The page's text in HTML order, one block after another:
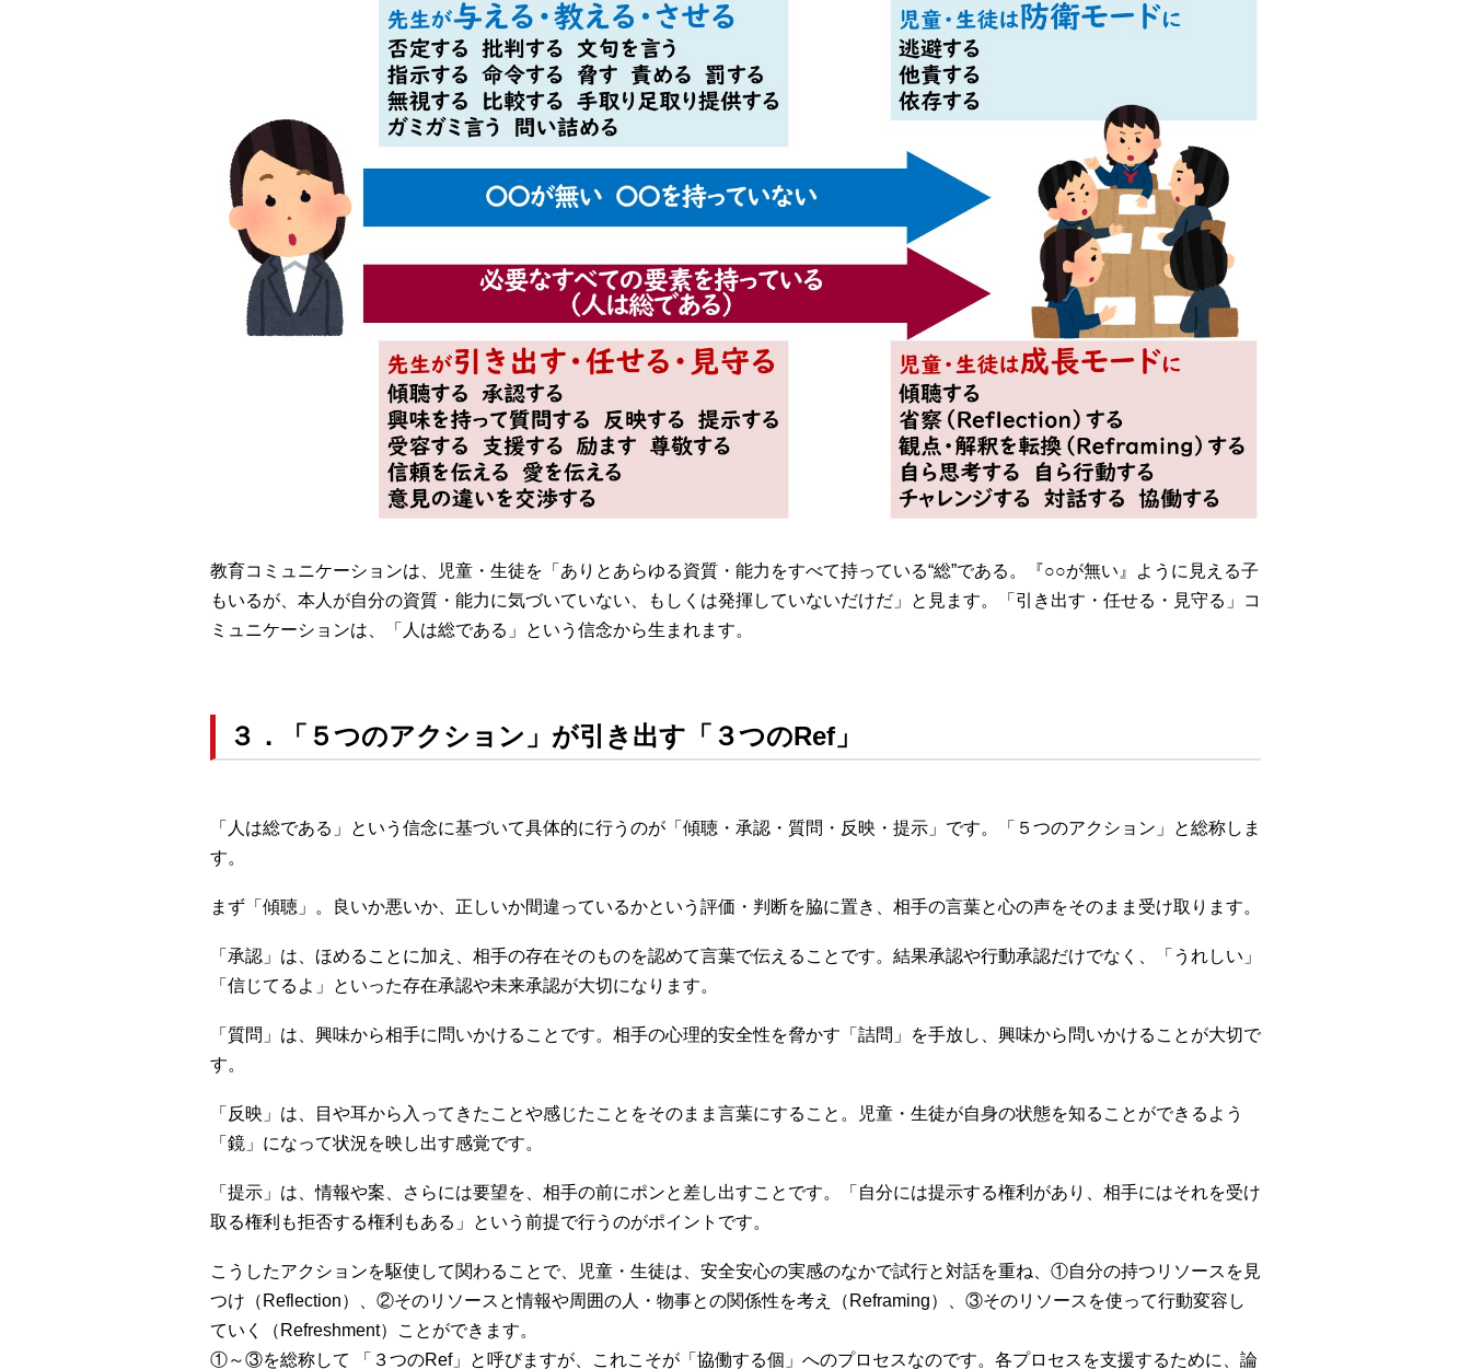
教育コミュニケーションは、児童・生徒を「ありとあらゆる資質・能力をすべて持っている“総”である。『○○が無い』ように見える子
もいるが、本人が自分の資質・能力に気づいていない、もしくは発揮していないだけだ」と見ます。「引き出す・任せる・見守る」コ
ミュニケーションは、「人は総である」という信念から生まれます。
３．「５つのアクション」が引き出す「３つのRef」
「人は総である」という信念に基づいて具体的に行うのが「傾聴・承認・質問・反映・提示」です。「５つのアクション」と総称しま
す。
まず「傾聴」。良いか悪いか、正しいか間違っているかという評価・判断を脇に置き、相手の言葉と心の声をそのまま受け取ります。
「承認」は、ほめることに加え、相手の存在そのものを認めて言葉で伝えることです。結果承認や行動承認だけでなく、「うれしい」
「信じてるよ」といった存在承認や未来承認が大切になります。
「質問」は、興味から相手に問いかけることです。相手の心理的安全性を脅かす「詰問」を手放し、興味から問いかけることが大切で
す。
「反映」は、目や耳から入ってきたことや感じたことをそのまま言葉にすること。児童・生徒が自身の状態を知ることができるよう
「鏡」になって状況を映し出す感覚です。
「提示」は、情報や案、さらには要望を、相手の前にポンと差し出すことです。「自分には提示する権利があり、相手にはそれを受け
取る権利も拒否する権利もある」という前提で行うのがポイントです。
こうしたアクションを駆使して関わることで、児童・生徒は、安全安心の実感のなかで試行と対話を重ね、①自分の持つリソースを見
つけ（Reflection）、②そのリソースと情報や周囲の人・物事との関係性を考え（Reframing）、③そのリソースを使って行動変容し
ていく（Refreshment）ことができます。
①～③を総称して 「３つのRef」と呼びますが、これこそが「協働する個」へのプロセスなのです。各プロセスを支援するために、論